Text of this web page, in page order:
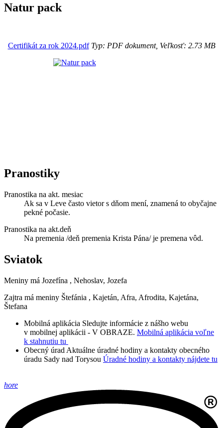
Natur pack
Certifikát za rok 2024.pdfTyp: PDF dokument, Veľkosť: 2.73 MB
Pranostiky
Pranostika na akt. mesiac
Ak sa v Leve často vietor s dňom mení, znamená to obyčajne
pekné počasie.
Pranostika na akt.deň
Na premenia /deň premenia Krista Pána/ je premena vôd.
Sviatok
Meniny má Jozefína , Nehoslav, Jozefa
Zajtra má meniny Štefánia , Kajetán, Afra, Afrodita, Kajetána,
Štefana
Mobilná aplikácia Sledujte informácie z nášho webu
v mobilnej aplikácii - V OBRAZE. Mobilná aplikácia voľne
k stahnutiu tu
Obecný úrad Aktuálne úradné hodiny a kontakty obecného
úradu Sady nad Torysou Úradné hodiny a kontakty nájdete tu
hore